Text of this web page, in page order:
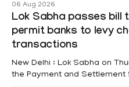
Kottayam, Wayanad and
red alert remains in place on
06 Aug 2026
Lok Sabha passes
permit banks to levy
transactions
New Delhi : Lok Sabha on
the Payment and